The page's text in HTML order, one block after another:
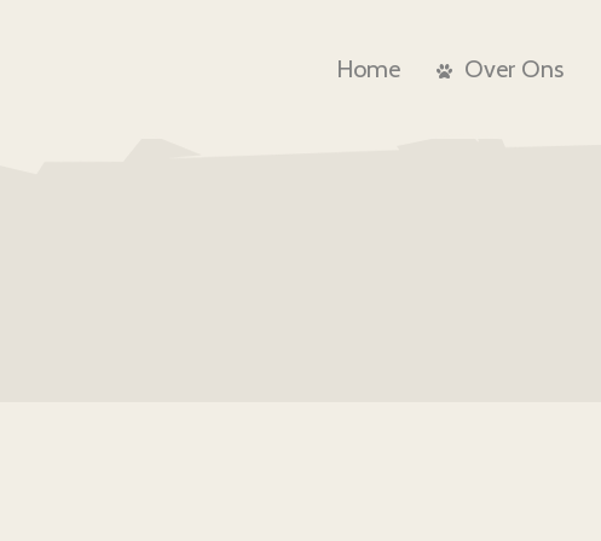
Home Over Ons